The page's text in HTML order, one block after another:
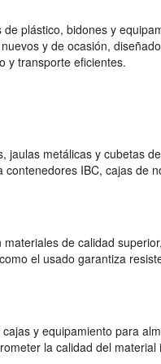
plástico, bidones y
y de ocasión,
y transporte eficientes.
jaulas metálicas y cubetas
IBC, cajas de
de calidad
el usado garantiza
y equipamiento para
la calidad del material